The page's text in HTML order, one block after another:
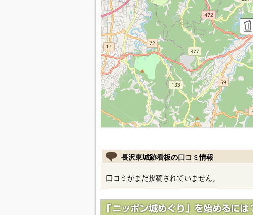
長沢東城跡看板の口コミ情報
口コミがまだ投稿されていません。